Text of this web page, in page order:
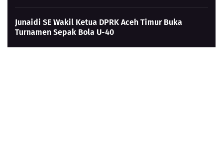
Junaidi SE Wakil Ketua DPRK Aceh Timur Buka
Turnamen Sepak Bola U-40